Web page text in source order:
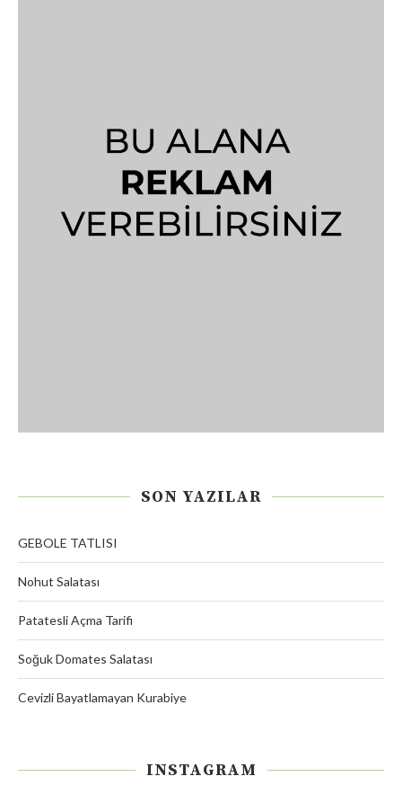
SON YAZILAR
GEBOLE TATLISI
Nohut Salatası
Patatesli Açma Tarifi
Soğuk Domates Salatası
Cevizli Bayatlamayan Kurabiye
INSTAGRAM